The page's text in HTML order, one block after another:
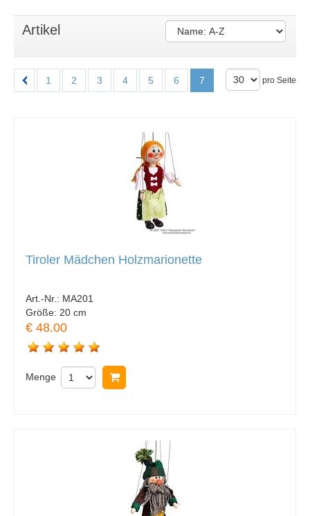
Artikel
1 2 3 4 5 6 7 pro Seite
Tiroler Mädchen Holzmarionette
Art.-Nr.: MA201
Größe: 20 cm
€ 48.00
Menge